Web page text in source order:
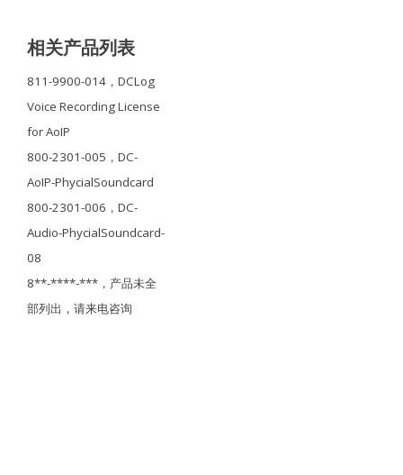
相关产品列表
811-9900-014，DCLog
Voice Recording License
for AoIP
800-2301-005，DC-
AoIP-PhycialSoundcard
800-2301-006，DC-
Audio-PhycialSoundcard-
08
8**-****-***，产品未全
部列出，请来电咨询